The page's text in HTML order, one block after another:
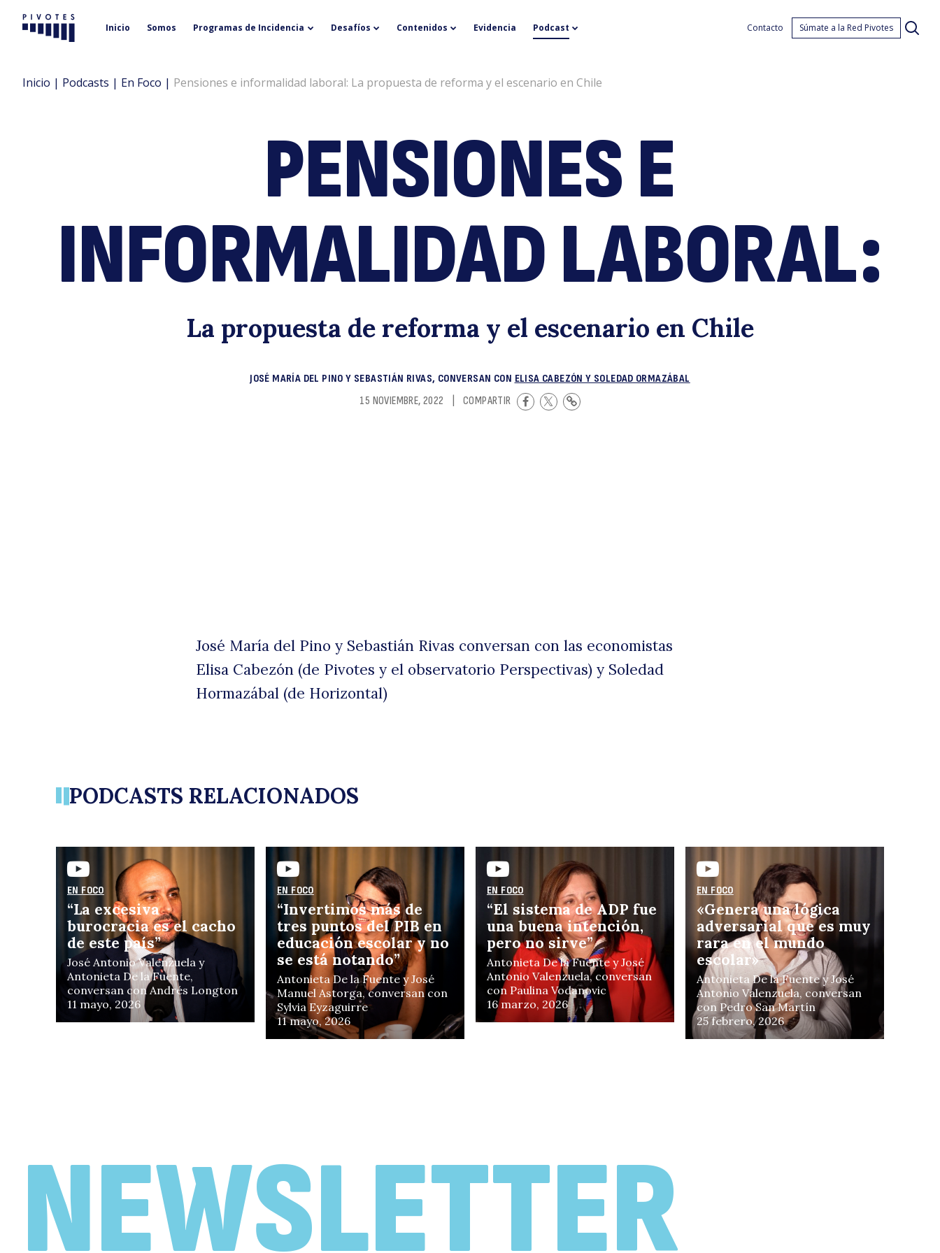
e
La
de
Pivotes Inicio Somos Programas de Incidencia Desafíos Contenidos Evidencia Podcast Contacto Súmate a la Red Pivotes
Inicio | Podcasts | En Foco | Pensiones e informalidad laboral: La propuesta de reforma y el escenario en Chile
PENSIONES E
INFORMALIDAD LABORAL:
La propuesta de reforma y el escenario en Chile
JOSÉ MARÍA DEL PINO Y SEBASTIÁN RIVAS, CONVERSAN CON ELISA CABEZÓN Y SOLEDAD ORMAZÁBAL
15 NOVIEMBRE, 2022
COMPARTIR
José María del Pino y Sebastián Rivas conversan con las economistas
Elisa Cabezón (de Pivotes y el observatorio Perspectivas) y Soledad
Hormazábal (de Horizontal)
PODCASTS RELACIONADOS
EN FOCO
“La excesiva
burocracia es el cacho
de este país”
José Antonio Valenzuela y
Antonieta De la Fuente,
conversan con Andrés Longton
11 mayo, 2026
EN FOCO
“Invertimos más de
tres puntos del PIB en
educación escolar y no
se está notando”
Antonieta De la Fuente y José
Manuel Astorga, conversan con
Sylvia Eyzaguirre
11 mayo, 2026
EN FOCO
“El sistema de ADP fue
una buena intención,
pero no sirve”
Antonieta De la Fuente y José
Antonio Valenzuela, conversan
con Paulina Vodanovic
16 marzo, 2026
EN FOCO
«Genera una lógica
adversarial que es muy
rara en el mundo
escolar»
Antonieta De la Fuente y José
Antonio Valenzuela, conversan
con Pedro San Martín
25 febrero, 2026
Francisco Galli, conversan con
Vlado Mirosevic
19 febrero, 2026
NEWSLETTER